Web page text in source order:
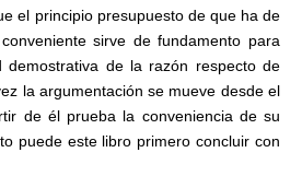
el principio presupuesto de que ha de
sirve de fundamento para
demostrativa de la razón respecto de
la argumentación se mueve desde el
de él prueba la conveniencia de su
puede este libro primero concluir con